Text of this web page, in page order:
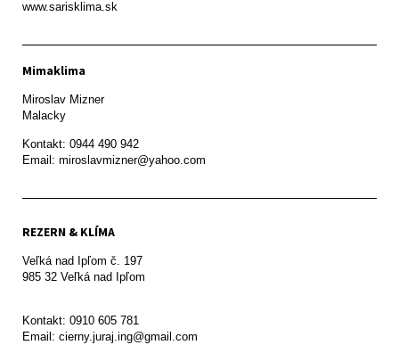
www.sarisklima.sk
Mimaklima
Miroslav Mizner
Malacky
Kontakt: 0944 490 942
REZERN & KLÍMA
Veľká nad Ipľom č. 197
985 32 Veľká nad Ipľom
Kontakt: 0910 605 781
Email: cierny.juraj.ing@gmail.com